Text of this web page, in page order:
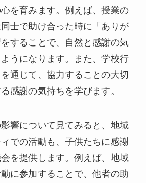
を育みます。例えば、授業の
士で助け合った時に「ありが
することで、自然と感謝の気
うになります。また、学校行
通じて、協力することの大切
感謝の気持ちを学びます。
響について見てみると、地域
での活動も、子供たちに感謝
を提供します。例えば、地域
に参加することで、他者の助